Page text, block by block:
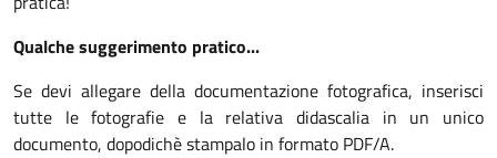
Qualche suggerimento pratico...
Se devi allegare della documentazione fotografica, inserisci
tutte le fotografie e la relativa didascalia in un unico
documento, dopodichè stampalo in formato PDF/A.